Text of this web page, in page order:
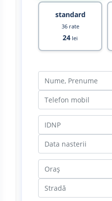
standard
36 rate
24 lei